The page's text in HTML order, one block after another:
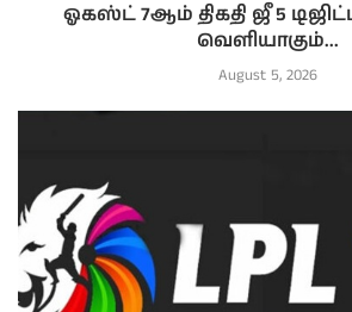
ஓகஸ்ட் 7ஆம் திகதி ஜீ 5
வெளியாகும்...
August 5, 2026